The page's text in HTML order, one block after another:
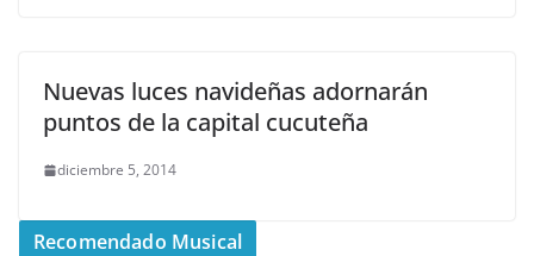
Nuevas luces navideñas adornarán
puntos de la capital cucuteña
diciembre 5, 2014
Recomendado Musical